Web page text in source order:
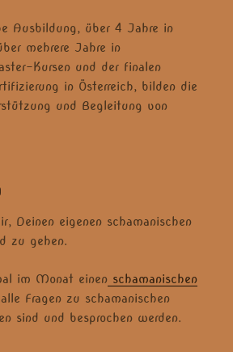
Ausbildung, über 4 Jahre in
mehrere Jahre in
Kursen und der finalen
in Österreich, bilden die
und Begleitung von
Deinen eigenen schamanischen
zu gehen.
im Monat einen schamanischen
Fragen zu schamanischen
sind und besprochen werden.